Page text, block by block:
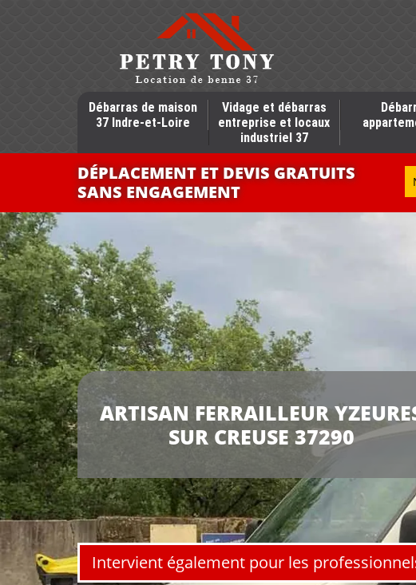
Débarras de maison
37 Indre-et-Loire
Vidage et débarras
entreprise et locaux
industriel 37
DÉPLACEMENT ET DEVIS GRATUITS
SANS ENGAGEMENT
ARTISAN FERRAILLEUR
SUR CREUSE 37290
Intervient également pour les